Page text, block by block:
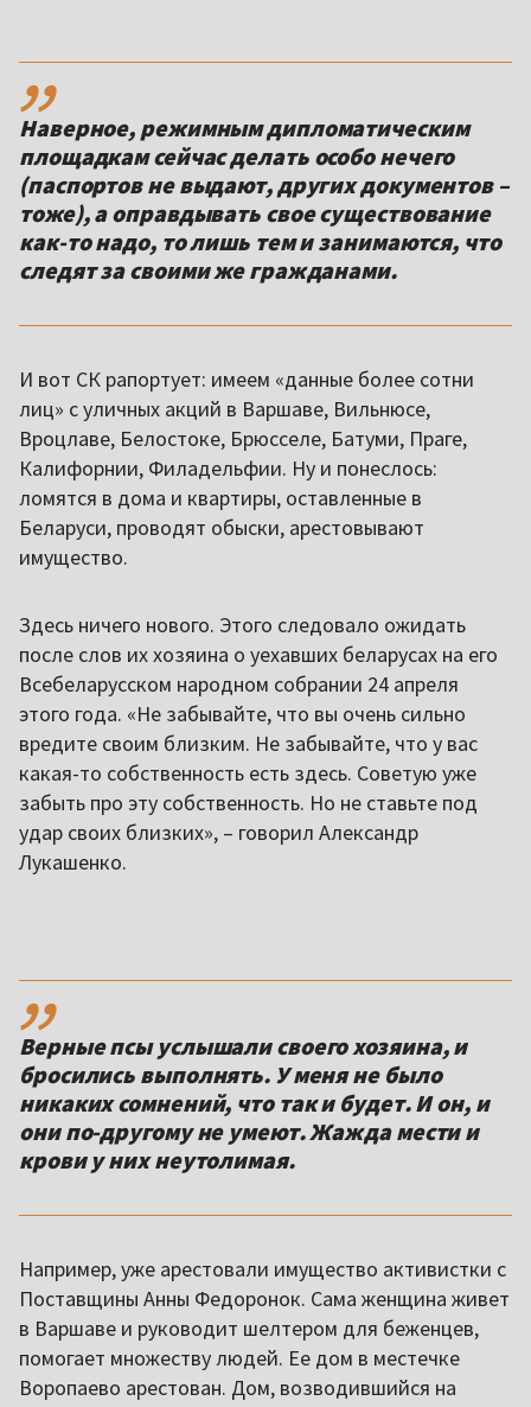
,,
Наверное, режимным дипломатическим
площадкам сейчас делать особо нечего
(паспортов не выдают, других документов –
тоже), а оправдывать свое существование
как-то надо, то лишь тем и занимаются, что
следят за своими же гражданами.
И вот СК рапортует: имеем «данные более сотни
лиц» с уличных акций в Варшаве, Вильнюсе,
Вроцлаве, Белостоке, Брюсселе, Батуми, Праге,
Калифорнии, Филадельфии. Ну и понеслось:
ломятся в дома и квартиры, оставленные в
Беларуси, проводят обыски, арестовывают
имущество.
Здесь ничего нового. Этого следовало ожидать
после слов их хозяина о уехавших беларусах на его
Всебеларусском народном собрании 24 апреля
этого года. «Не забывайте, что вы очень сильно
вредите своим близким. Не забывайте, что у вас
какая-то собственность есть здесь. Советую уже
забыть про эту собственность. Но не ставьте под
удар своих близких», – говорил Александр
Лукашенко.
,,
Верные псы услышали своего хозяина, и
бросились выполнять. У меня не было
никаких сомнений, что так и будет. И он, и
они по-другому не умеют. Жажда мести и
крови у них неутолимая.
Например, уже арестовали имущество активистки с
Поставщины Анны Федоронок. Сама женщина живет
в Варшаве и руководит шелтером для беженцев,
помогает множеству людей. Ее дом в местечке
Воропаево арестован. Дом, возводившийся на